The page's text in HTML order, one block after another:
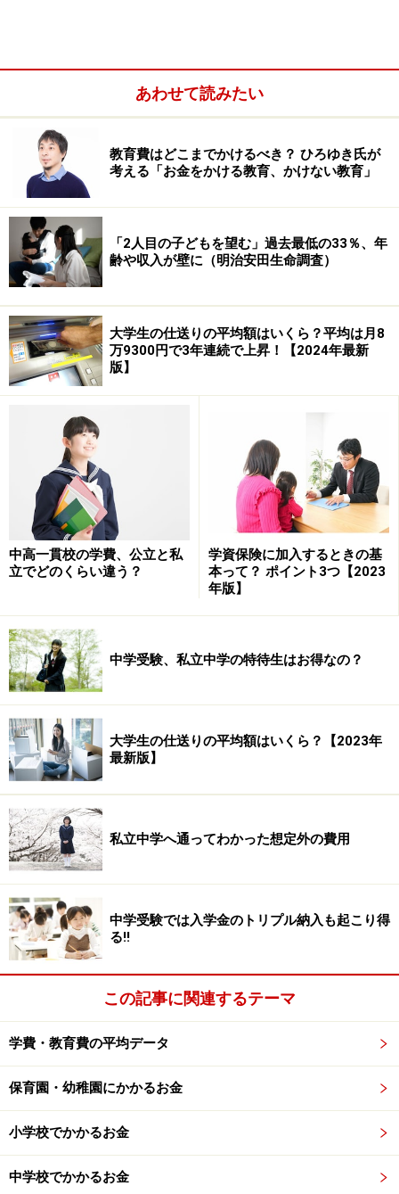
行ってください。
掲載情報の正確性・完全性については十分に配慮しております
が、その内容を保証するものではなく、これに基づく損失・損害
などについて当社は一切の責任を負いません。
最新の情報や詳細については、必ず各金融機関やサービス提供者
の公式情報をご確認ください。
1/3 次のページへ
あわせて読みたい
教育費はどこまでかけるべき？ ひろゆき氏が
考える「お金をかける教育、かけない教育」
「2人目の子どもを望む」過去最低の33％、年
齢や収入が壁に（明治安田生命調査）
大学生の仕送りの平均額はいくら？平均は月8
万9300円で3年連続で上昇！【2024年最新
版】
中高一貫校の学費、公立と私
立でどのくらい違う？
学資保険に加入するときの基
本って？ ポイント3つ【2023
年版】
中学受験、私立中学の特待生はお得なの？
大学生の仕送りの平均額はいくら？【2023年
最新版】
私立中学へ通ってわかった想定外の費用
中学受験では入学金のトリプル納入も起こり得
る!!
この記事に関連するテーマ
学費・教育費の平均データ
保育園・幼稚園にかかるお金
小学校でかかるお金
中学校でかかるお金